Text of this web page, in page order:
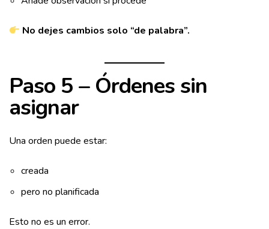
No dejes cambios solo “de palabra”.
Paso 5 – Órdenes sin
asignar
Una orden puede estar:
creada
pero no planificada
Esto no es un error.